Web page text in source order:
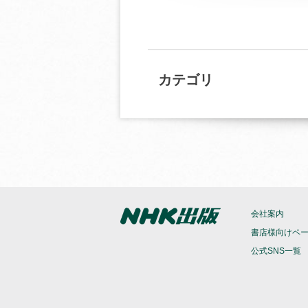
カテゴリ
会社案内
書店様向けペ
公式SNS一覧